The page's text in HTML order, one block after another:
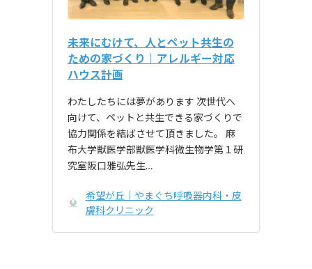
未来にむけて、人とペット共生の
ための家づくり｜アレルギー対応
ハウス計画
わたしたちには夢があります 次世代へ
向けて、ペットと共生できる家づくりで
協力関係を結ばさせて頂きました。 麻
布大学獣医学部獣医学科微生物学第１研
究室阪口雅弘先生…
希望が丘｜やまぐち呼吸器内科・皮
膚科クリニック